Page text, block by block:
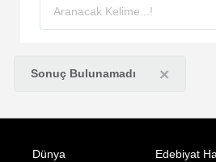
Sonuç Bulunamadı ×
Dünya
Edebiyat